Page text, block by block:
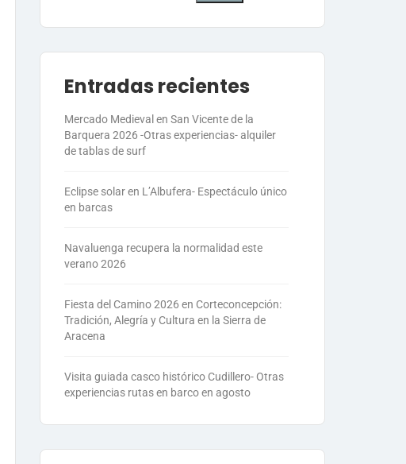
Entradas recientes
Mercado Medieval en San Vicente de la
Barquera 2026 -Otras experiencias- alquiler
de tablas de surf
Eclipse solar en L’Albufera- Espectáculo único
en barcas
Navaluenga recupera la normalidad este
verano 2026
Fiesta del Camino 2026 en Corteconcepción:
Tradición, Alegría y Cultura en la Sierra de
Aracena
Visita guiada casco histórico Cudillero- Otras
experiencias rutas en barco en agosto